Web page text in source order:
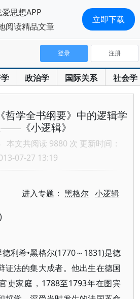
政治学 国际关系 社会学
登录 注册
哲学全书纲要》中的逻辑学
《小逻辑》
本文共阅读 9880 次 更新时间：
07-27 13:19
进入专题：黑格尔 小逻辑
)
德利希•黑格尔(1770～1831)是德
证法的集大成者。他出生在德国
吏家庭，1788至1793年在图宾
思想APP
阅读精品文章
立即下载